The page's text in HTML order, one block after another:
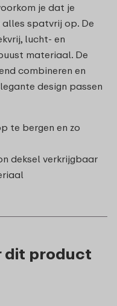
je dat je
spatvrij op. De
lucht- en
materiaal. De
combineren en
design passen
te bergen en zo
deksel verkrijgbaar
dit product